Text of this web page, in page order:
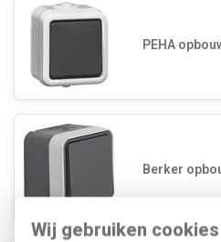
Wij gebruiken cookies
PEHA
Berker